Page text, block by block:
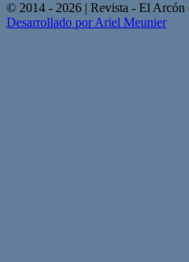
© 2014 - 2026 | Revista - El
Desarrollado por Ariel Meunier